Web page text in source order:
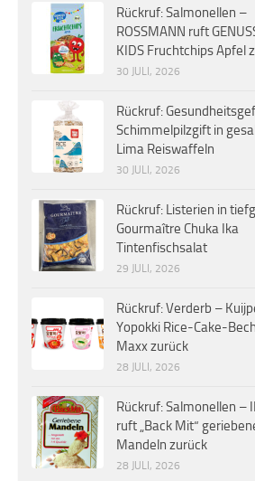
Rückruf: Salmonellen –
ROSSMANN ruft
KIDS Fruchtchips Apfel
30 JULI, 2026
Rückruf:
Schimmelpilzgift in
Lima Reiswaffeln
30 JULI, 2026
Rückruf: Listerien in
Gourmaître Chuka Ika
Tintenfischsalat
29 JULI, 2026
Rückruf: Verderb –
Yopokki Rice-Cake-
Maxx zurück
28 JULI, 2026
Rückruf: Salmonellen –
ruft „Back Mit“
Mandeln zurück
28 JULI, 2026